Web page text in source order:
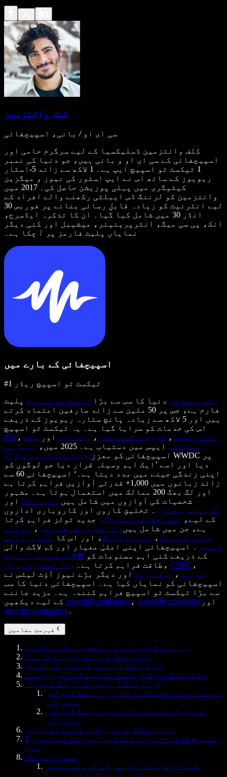
کلف وائتزمین
سی ای او / بانی، اسپیچفائی
کلف وائتزمین ڈسلیکسیا کے لیے سرگرم حامی اور
اسپیچفائی کے سی ای او و بانی ہیں، جو دنیا کی نمبر
1 ٹیکسٹ ٹو اسپیچ ایپ ہے۔ 1 لاکھ سے زائد 5-اسٹار
ریویوز کے ساتھ اس نے ایپ اسٹور کی نیوز و میگزین
کیٹیگری میں پہلی پوزیشن حاصل کی۔ 2017 میں
وائتزمین کو لرننگ ڈس ایبلٹی رکھنے والے افراد کے
لیے انٹرنیٹ کو زیادہ قابلِ رسائی بنانے پر فوربس 30
انڈر 30 میں شامل کیا گیا۔ ان کا تذکرہ ایڈسرج،
انک، پی سی میگ، انٹرپرینیئر، میشیبل اور کئی دیگر
نمایاں پلیٹ فارمز پر آ چکا ہے۔
اسپیچفائی کے بارے میں
#1 ٹیکسٹ ٹو اسپیچ ریڈر
اسپیچفائی دنیا کا سب سے بڑا ٹیکسٹ ٹو اسپیچ پلیٹ
فارم ہے، جس پر 50 ملین سے زائد صارفین اعتماد کرتے
ہیں اور 5 لاکھ سے زیادہ پانچ ستارہ ریویوز کے ذریعے
اس کی خدمات کو سراہا گیا ہے۔ یہ ٹیکسٹ ٹو اسپیچ
iOS ، اینڈرائیڈ ، کروم ایکسٹینشن ، ویب ایپ اور
میک
ڈیسک ٹاپ ایپس میں دستیاب ہے۔ 2025 میں،
ایپل نے
اسپیچفائی کو معزز
ایپل ڈیزائن ایوارڈ
WWDC پر
دیا اور اسے ’ایک اہم وسیلہ قرار دیا جو لوگوں کو
اپنی زندگی جینے میں مدد دیتا ہے۔‘ اسپیچفائی 60 سے
زائد زبانوں میں 1,000+ قدرتی آوازیں فراہم کرتا ہے
اور لگ بھگ 200 ممالک میں استعمال ہوتا ہے۔ مشہور
شخصیات کی آوازوں میں شامل ہیں سنُوپ ڈاگ اور
گوینتھ پیلٹرو
۔ تخلیق کاروں اور کاروباری اداروں
کے لیے،
اسپیچفائی اسٹوڈیو جدید ٹولز فراہم کرتا
ہے، جن میں شامل ہیں اے آئی وائس جنریٹر ،
اے آئی
وائس کلوننگ، اے آئی ڈبنگ، اور اس کا
اے آئی وائس
چینجر
۔ اسپیچفائی اپنی اعلیٰ معیار اور کم لاگت والی
ٹیکسٹ ٹو اسپیچ API
طاقت فراہم کرتا ہے۔
وال اسٹریٹ جرنل ، CNBC ،
فوربز ، ٹیک کرنچ اور دیگر بڑے نیوز آؤٹ لیٹس نے
اسپیچفائی کو نمایاں کیا ہے۔ اسپیچفائی دنیا کا سب
سے بڑا ٹیکسٹ ٹو اسپیچ فراہم کنندہ ہے۔ مزید جاننے
speechify.com/news ، speechify.com/blog اور
speechify.com/press
فہرستِ مضامین
ای لرننگ ڈیولپر کی تنخواہ: مکمل گائیڈ
ای لرننگ ڈیولپر کون ہوتا ہے؟
ای لرننگ ڈیولپر کی جاب کی اقسام
ای لرننگ ڈیولپر بننے کے لیے کیا ضروری ہے؟
ای لرننگ ڈیولپر کی اوسط تنخواہ
سب سے زیادہ تنخواہ والی ای لرننگ ڈیولپر
نوکریاں
کم از کم تنخواہ والی ای لرننگ ڈیولپر
نوکریاں
ای لرننگ ڈیولپر جابز کیسے ڈھونڈیں
اسپیچ فائی — ای لرننگ ڈیولپرز کے لیے نمبر 1
ٹول
عمومی سوالات
کیا ای لرننگ ڈیولپر کے لیے کمپیوٹر
سائنس میں ڈگری لازمی ہے؟